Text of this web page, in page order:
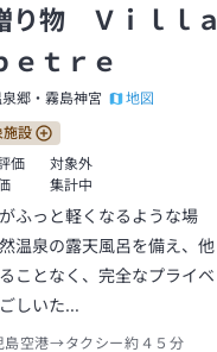
り物 Ｖｉｌｌａ
ｅｔｒｅ
郷・霧島神宮 地図
施設
価
対象外
集計中
ふっと軽くなるような場
温泉の露天風呂を備え、他
ことなく、完全なプライベ
しいた…
島空港→タクシー約４５分